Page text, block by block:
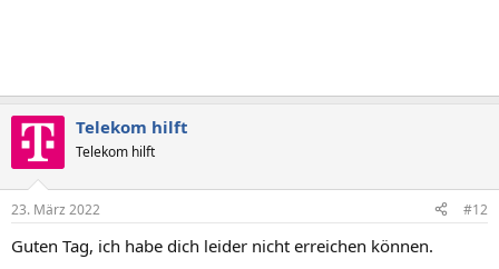
Telekom hilft
Telekom hilft
23. März 2022 #12
Guten Tag, ich habe dich leider nicht erreichen können.